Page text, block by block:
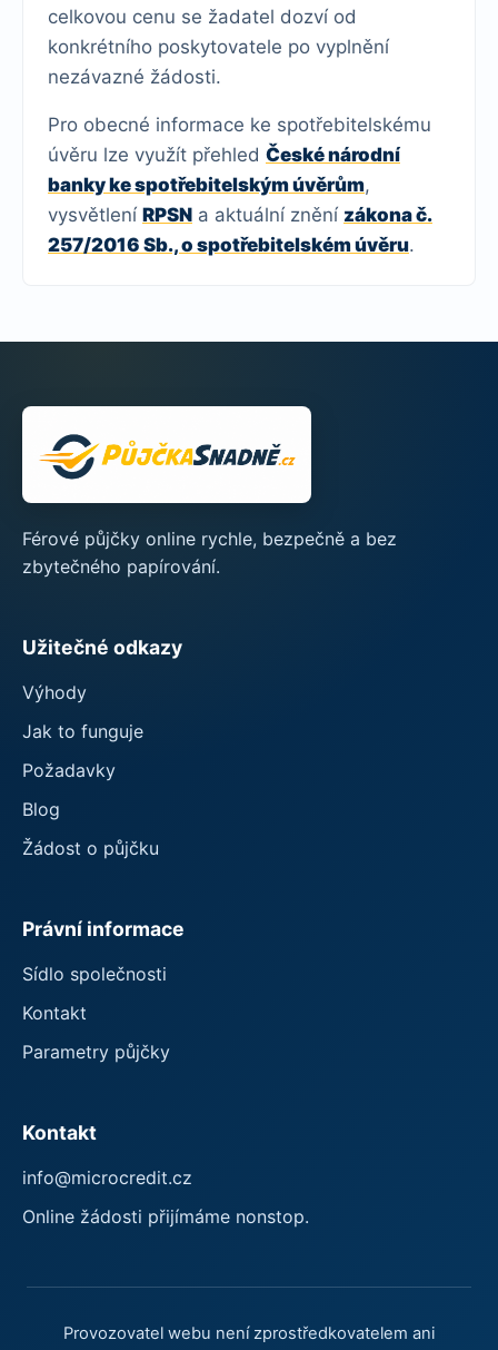
celkovou cenu se žadatel dozví od
konkrétního poskytovatele po vyplnění
nezávazné žádosti.
Pro obecné informace ke spotřebitelskému
úvěru lze využít přehled České národní
banky ke spotřebitelským úvěrům,
vysvětlení RPSN a aktuální znění zákona č.
257/2016 Sb., o spotřebitelském úvěru.
Férové půjčky online rychle, bezpečně a bez
zbytečného papírování.
Užitečné odkazy
Výhody
Jak to funguje
Požadavky
Blog
Žádost o půjčku
Právní informace
Sídlo společnosti
Kontakt
Parametry půjčky
Kontakt
info@microcredit.cz
Online žádosti přijímáme nonstop.
Provozovatel webu není zprostředkovatelem ani